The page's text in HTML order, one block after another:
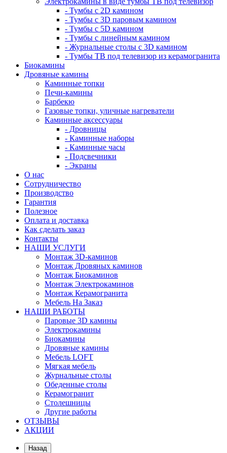
- Тумбы с 2D камином
- Тумбы с 3D паровым камином
- Тумбы с 5D камином
- Тумбы с линейным камином
- Журнальные столы с 3D камином
- Тумбы ТВ под телевизор из керамогранита
Биокамины
Дровяные камины
Каминные топки
Печи-камины
Барбекю
Газовые топки, уличные нагреватели
Каминные аксессуары
- Дровницы
- Каминные наборы
- Каминные часы
- Подсвечники
- Экраны
О нас
Сотрудничество
Производство
Гарантия
Полезное
Оплата и доставка
Как сделать заказ
Контакты
НАШИ УСЛУГИ
Монтаж 3D-каминов
Монтаж Дровяных каминов
Монтаж Биокаминов
Монтаж Электрокаминов
Монтаж Керамогранита
Мебель На Заказ
НАШИ РАБОТЫ
Паровые 3D камины
Электрокамины
Биокамины
Дровяные камины
Мебель LOFT
Мягкая мебель
Журнальные столы
Обеденные столы
Керамогранит
Столешницы
Другие работы
ОТЗЫВЫ
АКЦИИ
Назад